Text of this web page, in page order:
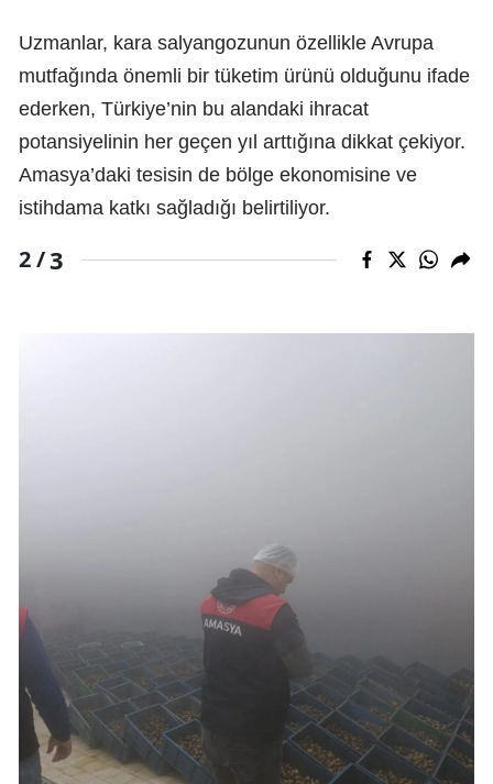
Uzmanlar, kara salyangozunun özellikle Avrupa
mutfağında önemli bir tüketim ürünü olduğunu ifade
ederken, Türkiye’nin bu alandaki ihracat
potansiyelinin her geçen yıl arttığına dikkat çekiyor.
Amasya’daki tesisin de bölge ekonomisine ve
istihdama katkı sağladığı belirtiliyor.
2 /3